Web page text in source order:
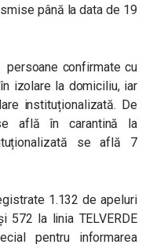
până la data de 19
persoane confirmate cu
izolare la domiciliu, iar
instituționalizată. De
află în carantină la
se află 7
1.132 de apeluri
572 la linia TELVERDE
pentru informarea